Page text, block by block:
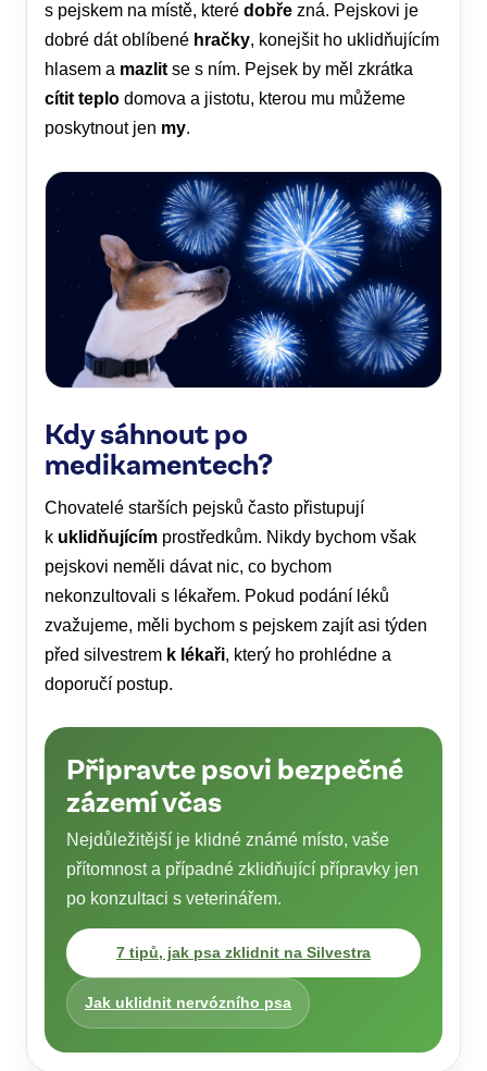
s pejskem na místě, které dobře zná. Pejskovi je
dobré dát oblíbené hračky, konejšit ho uklidňujícím
hlasem a mazlit se s ním. Pejsek by měl zkrátka
cítit teplo domova a jistotu, kterou mu můžeme
poskytnout jen my.
Kdy sáhnout po
medikamentech?
Chovatelé starších pejsků často přistupují
k uklidňujícím prostředkům. Nikdy bychom však
pejskovi neměli dávat nic, co bychom
nekonzultovali s lékařem. Pokud podání léků
zvažujeme, měli bychom s pejskem zajít asi týden
před silvestrem k lékaři, který ho prohlédne a
doporučí postup.
Připravte psovi bezpečné
zázemí včas
Nejdůležitější je klidné známé místo, vaše
přítomnost a případné zklidňující přípravky jen
po konzultaci s veterinářem.
7 tipů, jak psa zklidnit na Silvestra
Jak uklidnit nervózního psa